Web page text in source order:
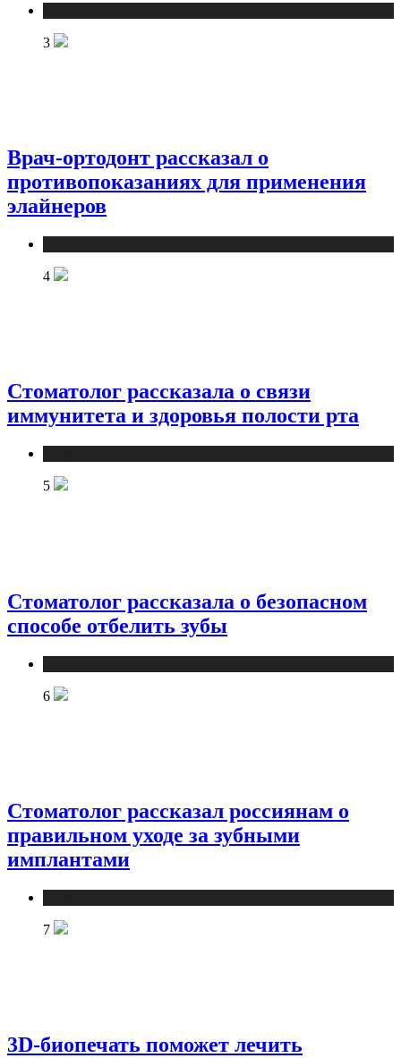
3
Врач-ортодонт рассказал о
противопоказаниях для применения
элайнеров
4
Стоматолог рассказала о связи
иммунитета и здоровья полости рта
5
Стоматолог рассказала о безопасном
способе отбелить зубы
6
Стоматолог рассказал россиянам о
правильном уходе за зубными
имплантами
7
3D-биопечать поможет лечить